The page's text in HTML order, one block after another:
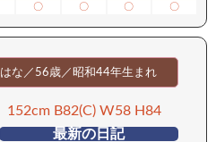
くしたテクニックは圧巻
〇
〇
〇
〇
はな／56歳／昭和44年生まれ
152cm B82(C) W58 H84
最新の日記